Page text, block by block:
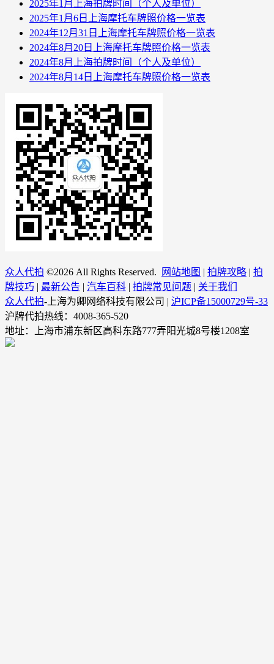
2025年1月上海拍牌时间（个人及单位）
2025年1月6日上海摩托车牌照价格一览表
2024年12月31日上海摩托车牌照价格一览表
2024年8月20日上海摩托车牌照价格一览表
2024年8月上海拍牌时间（个人及单位）
2024年8月14日上海摩托车牌照价格一览表
众人代拍 ©2026 All Rights Reserved. 网站地图 | 拍牌攻略 | 拍
牌技巧 | 最新公告 | 汽车百科 | 拍牌常见问题 | 关于我们
众人代拍-上海为卿网络科技有限公司 | 沪ICP备15000729号-33
沪牌代拍热线：4008-365-520
地址：上海市浦东新区高科东路777弄阳光城8号楼1208室